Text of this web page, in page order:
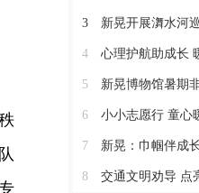
3 新晃开展㵲水河
4 心理护航助成长
5 新晃博物馆暑期
6 小小志愿行 童心
7 新晃：巾帼伴成
8 交通文明劝导 点